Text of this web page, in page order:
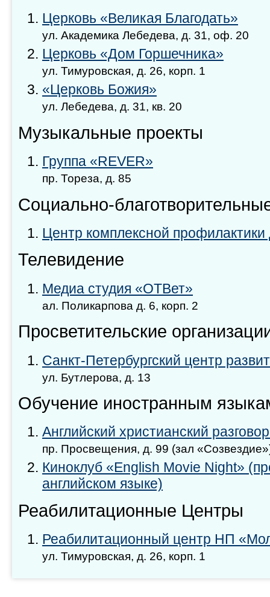
Церковь «Великая Благодать»
ул. Академика Лебедева, д. 31, оф. 20
Церковь «Дом Горшечника»
ул. Тимуровская, д. 26, корп. 1
«Церковь Божия»
ул. Лебедева, д. 31, кв. 20
Музыкальные проекты
Группа «REVER»
пр. Тореза, д. 85
Социально-
Центр комплексной
Телевидение
Медиа студия «ОТВет»
ал. Поликарпова д. 6, корп. 2
Просветительские
Санкт-Петербургский центр
ул. Бутлерова, д. 13
Обучение иностранным
Английский христианский
пр. Просвещения, д. 99 (зал
Киноклуб «English Movie Night»
английском языке)
Реабилитационные Центры
Реабилитационный центр НП
ул. Тимуровская, д. 26, корп. 1